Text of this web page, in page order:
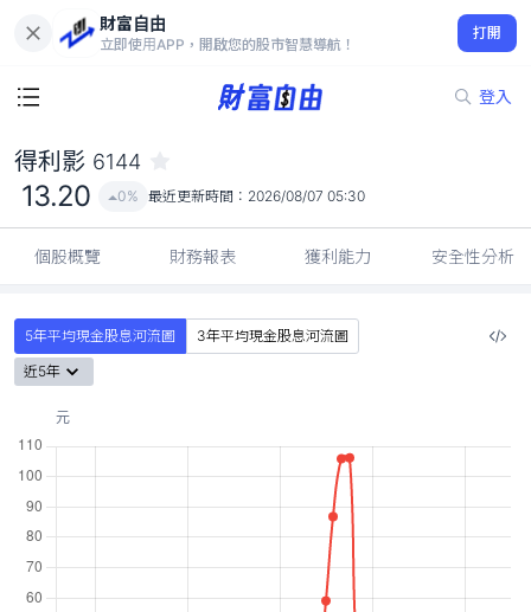
財富自由
立即使用APP，開啟您的股市智慧導航！
打開
登入
13.20
0%
得利影 6144
13.20 0% 最近更新時間： 2026/08/07 05:30
個股概覽 財務報表 獲利能力 安全性分析
5年平均現金股息河流圖
3年平均現金股息河流圖
近5年